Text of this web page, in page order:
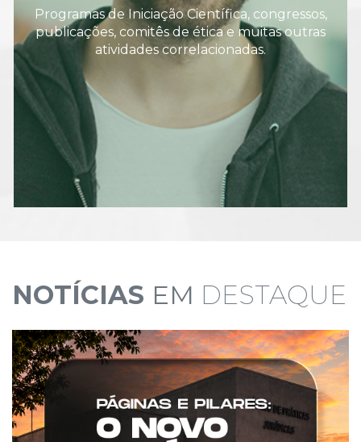
Programas de Iniciação Científica, congressos,
publicações, comitês de ética e muitas outras
atividades correlacionadas.
NOTÍCIAS EM DESTAQUE